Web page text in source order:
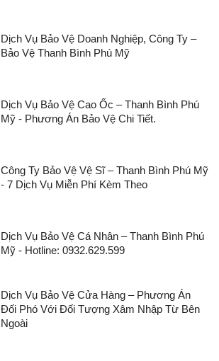
Dịch Vụ Bảo Vệ Doanh Nghiệp, Công Ty –
Bảo Vệ Thanh Bình Phú Mỹ
Dịch Vụ Bảo Vệ Cao Ốc – Thanh Bình Phú
Mỹ - Phương Án Bảo Vệ Chi Tiết.
Công Ty Bảo Vệ Vệ Sĩ – Thanh Bình Phú Mỹ
- 7 Dịch Vụ Miễn Phí Kèm Theo
Dịch Vụ Bảo Vệ Cá Nhân – Thanh Bình Phú
Mỹ - Hotline: 0932.629.599
Dịch Vụ Bảo Vệ Cửa Hàng – Phương Án
Đối Phó Với Đối Tượng Xâm Nhập Từ Bên
Ngoài